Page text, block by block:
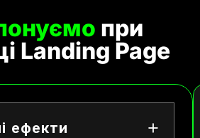
при
Landing Page
ефекти